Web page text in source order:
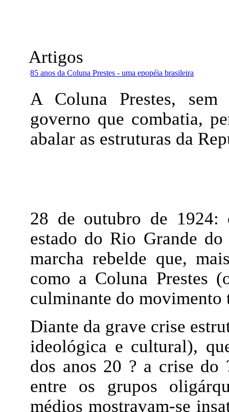
Artigos
85 anos da Coluna Prestes - uma epopéia brasileira
A Coluna Prestes,
governo que combatia,
abalar as estruturas da
28 de outubro de 1924:
estado do Rio Grande
marcha rebelde que,
como a Coluna Prestes
culminante do movimento
Diante da grave crise
ideológica e cultural),
dos anos 20 ? a crise do
entre os grupos
médios mostravam-se